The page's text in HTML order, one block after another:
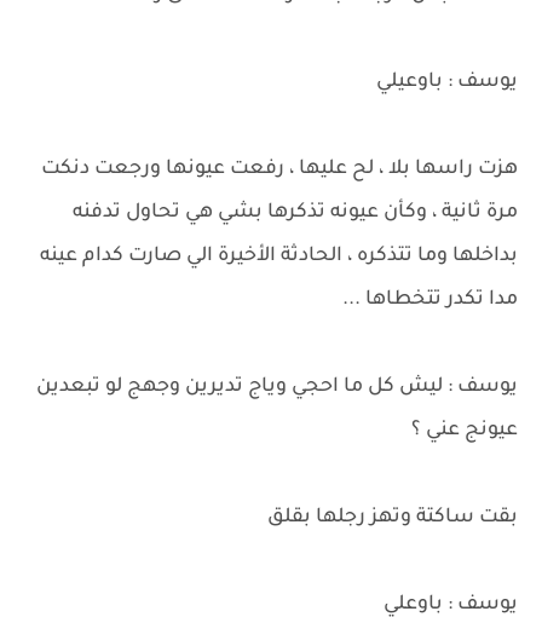
يوسف : باوعيلي
هزت راسها بلا ، لح عليها ، رفعت عيونها ورجعت دنكت
مرة ثانية ، وكأن عيونه تذكرها بشي هي تحاول تدفنه
بداخلها وما تتذكره ، الحادثة الأخيرة الي صارت كدام عينه
مدا تكدر تتخطاها ...
يوسف : ليش كل ما احجي وياج تديرين وجهج لو تبعدين
عيونج عني ؟
بقت ساكتة وتهز رجلها بقلق
يوسف : باوعلي